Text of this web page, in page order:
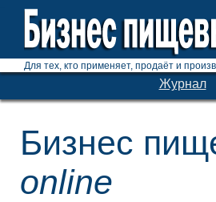
Для тех, кто применяет, продаёт и
Журнал
Бизнес
online